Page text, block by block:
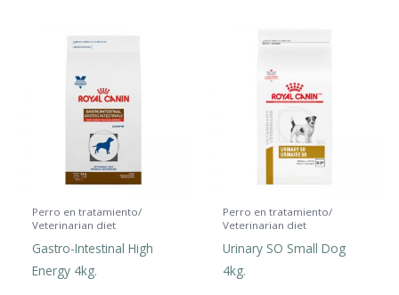
Perro en tratamiento/
Veterinarian diet
Gastro-Intestinal High
Energy 4kg.
Perro en tratamiento/
Veterinarian diet
Urinary SO Small Dog
4kg.